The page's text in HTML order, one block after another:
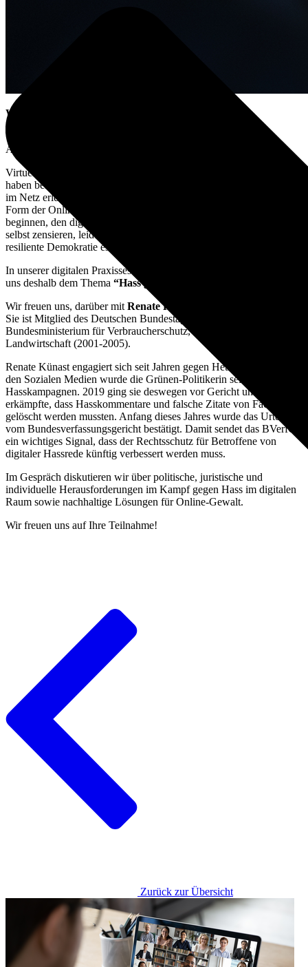
Wann?
Wo?
Anmeldung zugeschickt)
Virtueller Hass ist überall: Laut einer Forsa Umfrage von 2021
haben bereits mehr als 75% der befragten Internetnutzer Hassrede
im Netz erlebt. Besonders Frauen werden häufig zu Opfern dieser
Form der Online-Gewalt. Betroffene ziehen sich oft zurück und
beginnen, den digitalen Raum zu meiden. Wenn aber Frauen sich
selbst zensieren, leidet die Meinungsvielfalt, welche für eine
resiliente Demokratie essenziell ist.
In unserer digitalen Praxissession „Democracy@Work“ widmen wir
uns deshalb dem Thema “Hass gegen Frauen im Netz”.
Wir freuen uns, darüber mitRenate Künast
Sie ist Mitglied des Deutschen Bundestages und ehemalige
Bundesministerium für Verbraucherschutz, Ernährung und
Landwirtschaft (2001-2005).
Renate Künast engagiert sich seit Jahren gegen Hetze im Netz. In
den Sozialen Medien wurde die Grünen-Politikerin selbst Ziel von
Hasskampagnen. 2019 ging sie deswegen vor Gericht und
erkämpfte, dass Hasskommentare und falsche Zitate von Facebook
gelöscht werden mussten. Anfang dieses Jahres wurde das Urteil
vom Bundesverfassungsgericht bestätigt. Damit sendet das BVerfG
ein wichtiges Signal, dass der Rechtsschutz für Betroffene von
digitaler Hassrede künftig verbessert werden muss.
Im Gespräch diskutieren wir über politische, juristische und
individuelle Herausforderungen im Kampf gegen Hass im digitalen
Raum sowie nachhaltige Lösungen für Online-Gewalt.
Wir freuen uns auf Ihre Teilnahme!
Zurück zur Übersicht